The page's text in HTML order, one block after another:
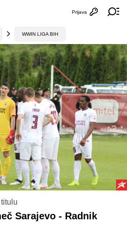
Otvori
Prijava
WWIN LIGA BIH
Sarajevo - Radnik